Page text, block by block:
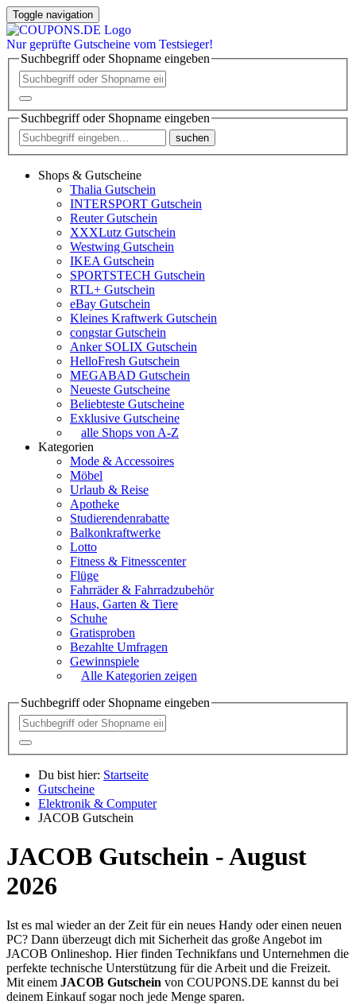
Toggle navigation
Nur geprüfte Gutscheine vom Testsieger!
Suchbegriff oder Shopname eingeben
Suchbegriff oder Shopname eingeben
suchen
Shops & Gutscheine
Thalia Gutschein
INTERSPORT Gutschein
Reuter Gutschein
XXXLutz Gutschein
Westwing Gutschein
IKEA Gutschein
SPORTSTECH Gutschein
RTL+ Gutschein
eBay Gutschein
Kleines Kraftwerk Gutschein
congstar Gutschein
Anker SOLIX Gutschein
HelloFresh Gutschein
MEGABAD Gutschein
Neueste Gutscheine
Beliebteste Gutscheine
Exklusive Gutscheine
alle Shops von A-Z
Kategorien
Mode & Accessoires
Möbel
Urlaub & Reise
Apotheke
Studierendenrabatte
Balkonkraftwerke
Lotto
Fitness & Fitnesscenter
Flüge
Fahrräder & Fahrradzubehör
Haus, Garten & Tiere
Schuhe
Gratisproben
Bezahlte Umfragen
Gewinnspiele
Alle Kategorien zeigen
Suchbegriff oder Shopname eingeben
Du bist hier: Startseite
Gutscheine
Elektronik & Computer
JACOB Gutschein
JACOB Gutschein - August
2026
Ist es mal wieder an der Zeit für ein neues Handy oder einen neuen
PC? Dann überzeugt dich mit Sicherheit das große Angebot im
JACOB Onlineshop. Hier finden Technikfans und Unternehmen die
perfekte technische Unterstützung für die Arbeit und die Freizeit.
Mit einem JACOB Gutschein von COUPONS.DE kannst du bei
deinem Einkauf sogar noch jede Menge sparen.